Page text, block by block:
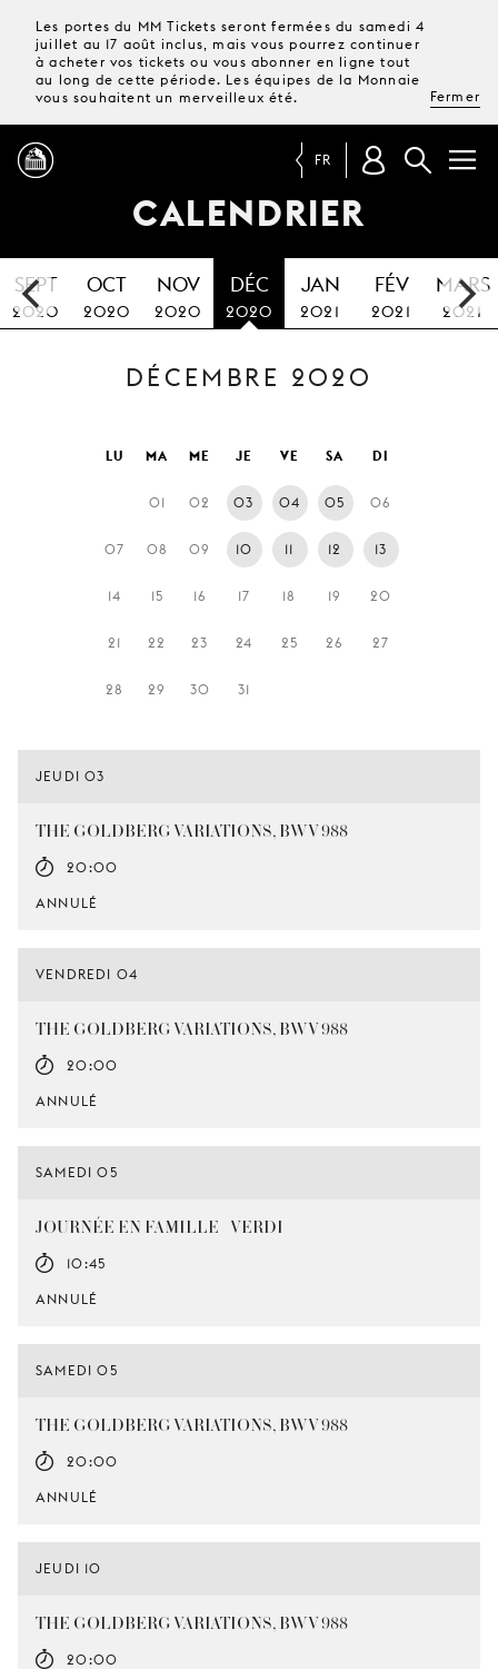
Les portes du MM Tickets seront fermées du samedi 4
juillet au 17 août inclus, mais vous pourrez continuer
à acheter vos tickets ou vous abonner en ligne tout
au long de cette période. Les équipes de la Monnaie
vous souhaitent un merveilleux été.
Fermer
PROGRAMME
MAGAZINE
TICKETS &
ABONNEMENTS
VISITE
JEUNE
PUBLIC
LA
MONNAIE
FR
CALENDRIER
SEPT
2020
OCT
2020
NOV
2020
DÉC
2020
JAN
2021
FÉV
2021
MARS
2021
DÉCEMBRE 2020
LU MA ME JE VE SA DI
01 02 03 04 05 06
07 08 09 10 11 12 13
14 15 16 17 18 19 20
21 22 23 24 25 26 27
28 29 30 31
JEUDI 03
THE GOLDBERG VARIATIONS, BWV 988
20:00
ANNULÉ
VENDREDI 04
THE GOLDBERG VARIATIONS, BWV 988
20:00
ANNULÉ
SAMEDI 05
JOURNÉE EN FAMILLE - VERDI
10:45
ANNULÉ
SAMEDI 05
THE GOLDBERG VARIATIONS, BWV 988
20:00
ANNULÉ
JEUDI 10
THE GOLDBERG VARIATIONS, BWV 988
20:00